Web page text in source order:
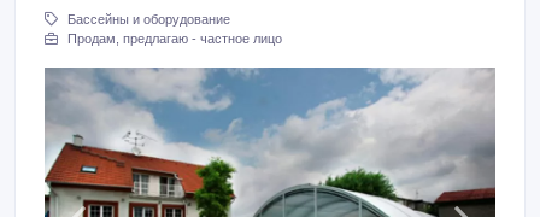
Бассейны и оборудование
Продам, предлагаю - частное лицо